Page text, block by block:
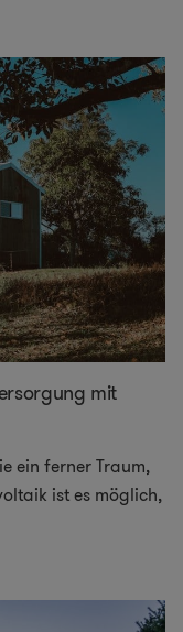
mit
ein ferner Traum,
ist es möglich,